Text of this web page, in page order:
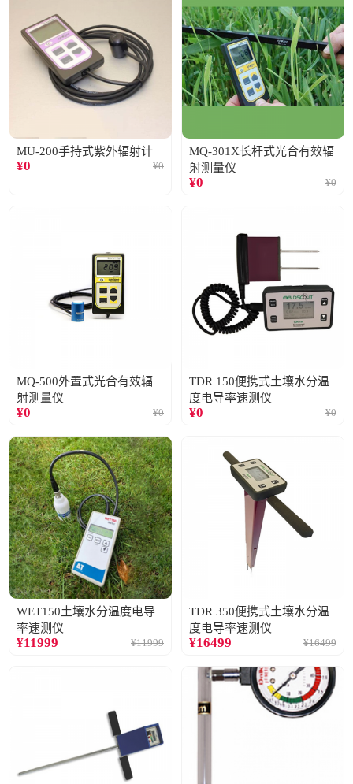
MU-200手持式紫外辐射计
¥0 ¥0
MQ-301X长杆式光合有效辐
射测量仪
¥0 ¥0
MQ-500外置式光合有效辐
射测量仪
¥0 ¥0
TDR 150便携式土壤水分温
度电导率速测仪
¥0 ¥0
WET150土壤水分温度电导
率速测仪
¥11999 ¥11999
TDR 350便携式土壤水分温
度电导率速测仪
¥16499 ¥16499